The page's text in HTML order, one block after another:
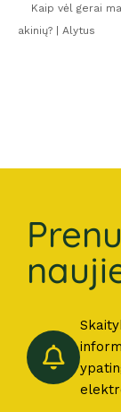
Kaip vėl gerai
akinių? | Alytus